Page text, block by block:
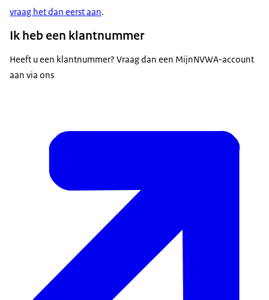
vraag het dan eerst aan.
Ik heb een klantnummer
Heeft u een klantnummer? Vraag dan een MijnNVWA-account
aan via ons